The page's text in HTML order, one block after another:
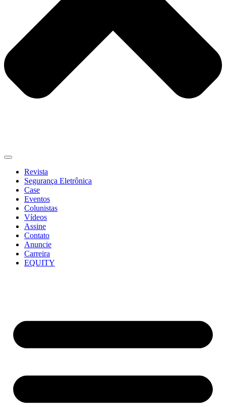
Revista
Segurança Eletrônica
Case
Eventos
Colunistas
Vídeos
Assine
Contato
Anuncie
Carreira
EQUITY